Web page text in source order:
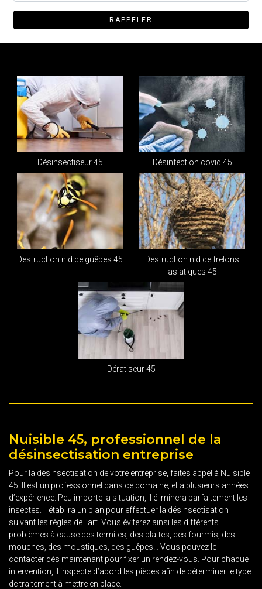
Désinsectiseur 45 Désinfection covid 45
Destruction nid de guêpes 45
Destruction nid de frelons
asiatiques 45
Dératiseur 45
Nuisible 45, professionnel de la
désinsectisation entreprise
Pour la désinsectisation de votre entreprise, faites appel à Nuisible
45. Il est un professionnel dans ce domaine, et a plusieurs années
d’expérience. Peu importe la situation, il éliminera parfaitement les
insectes. Il établira un plan pour effectuer la désinsectisation
suivant les règles de l’art. Vous éviterez ainsi les différents
problèmes à cause des termites, des blattes, des fourmis, des
mouches, des moustiques, des guêpes… Vous pouvez le
contacter dès maintenant pour fixer un rendez-vous. Pour chaque
intervention, il inspecte d’abord les pièces afin de déterminer le type
de traitement à mettre en place.